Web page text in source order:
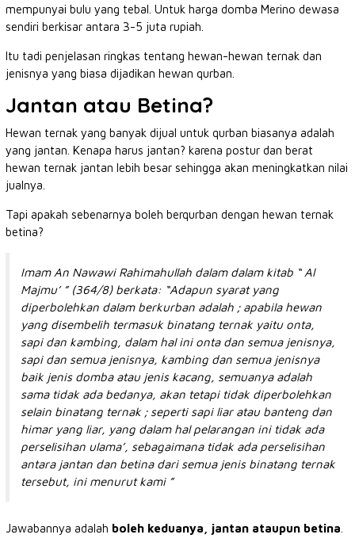
mempunyai bulu yang tebal. Untuk harga domba Merino dewasa
sendiri berkisar antara 3-5 juta rupiah.
Itu tadi penjelasan ringkas tentang hewan-hewan ternak dan
jenisnya yang biasa dijadikan hewan qurban.
Jantan atau Betina?
Hewan ternak yang banyak dijual untuk qurban biasanya adalah
yang jantan. Kenapa harus jantan? karena postur dan berat
hewan ternak jantan lebih besar sehingga akan meningkatkan nilai
jualnya.
Tapi apakah sebenarnya boleh berqurban dengan hewan ternak
betina?
Imam An Nawawi Rahimahullah dalam dalam kitab “ Al
Majmu’ ” (364/8) berkata: “Adapun syarat yang
diperbolehkan dalam berkurban adalah ; apabila hewan
yang disembelih termasuk binatang ternak yaitu onta,
sapi dan kambing, dalam hal ini onta dan semua jenisnya,
sapi dan semua jenisnya, kambing dan semua jenisnya
baik jenis domba atau jenis kacang, semuanya adalah
sama tidak ada bedanya, akan tetapi tidak diperbolehkan
selain binatang ternak ; seperti sapi liar atau banteng dan
himar yang liar, yang dalam hal pelarangan ini tidak ada
perselisihan ulama’, sebagaimana tidak ada perselisihan
antara jantan dan betina dari semua jenis binatang ternak
tersebut, ini menurut kami ”
Jawabannya adalah boleh keduanya, jantan ataupun betina